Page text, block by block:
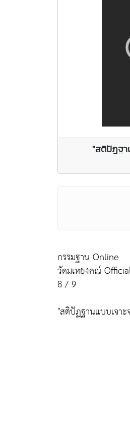
"สติปัฏฐา
กรรมฐาน Online
วัดมเหยงคณ์
8 / 9
"สติปัฏฐานแบบเจา